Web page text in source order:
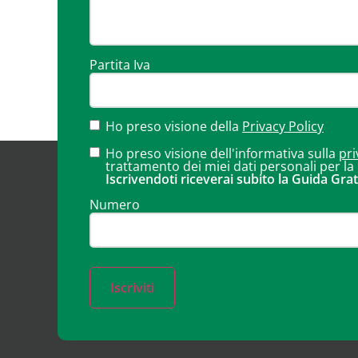
Partita Iva
Ho preso visione della Privacy Policy
Ho preso visione dell'informativa sulla
trattamento dei miei dati personali per la
Iscrivendoti riceverai subito la Guida
Numero
Iscriviti